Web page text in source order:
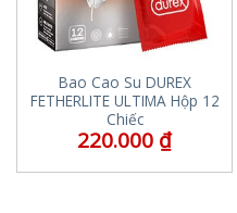
Bao Cao Su DUREX
FETHERLITE ULTIMA Hộp 12
Chiếc
220.000 ₫